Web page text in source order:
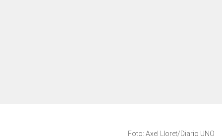
Foto: Axel Lloret/Diario UNO